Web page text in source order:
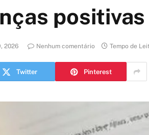
positivas
2026 Nenhum comentário Tempo de
Twitter Pinterest